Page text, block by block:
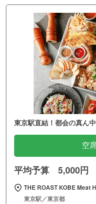
東京駅直結！都会の真ん
空
平均予算 5,000円
THE ROAST KOBE Meat
東京駅／東京都